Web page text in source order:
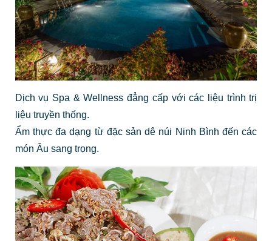
Dịch vụ Spa & Wellness đẳng cấp với các liệu trình trị
liệu truyền thống.
Ẩm thực đa dạng từ đặc sản dê núi Ninh Bình đến các
món Âu sang trọng.